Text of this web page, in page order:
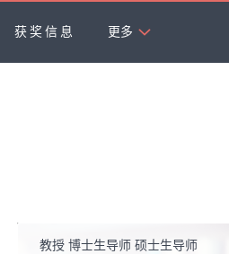
获奖信息 更多
教授 博士生导师 硕士生导师